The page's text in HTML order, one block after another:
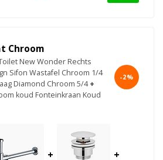
Chroom
New Wonder Rechts
Sifon Wastafel Chroom 1/4
Diamond Chroom 5/4 +
koud Fonteinkraan Koud
-2%
+ +